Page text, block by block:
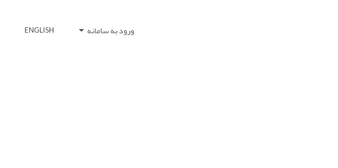
ورود به سامانه ENGLISH